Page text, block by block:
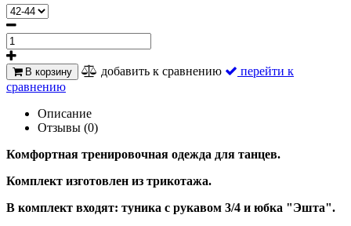
В корзину добавить к сравнению
перейти к
сравнению
Описание
Отзывы (0)
Комфортная тренировочная одежда для танцев.
Комплект изготовлен из трикотажа.
В комплект входят: туника с рукавом 3/4 и юбка "Эшта".